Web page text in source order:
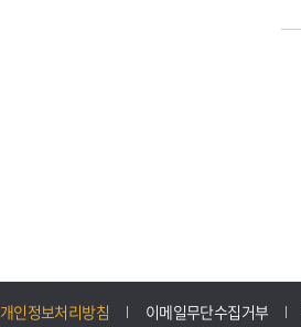
개인정보처리방침 이메일무단수집거부